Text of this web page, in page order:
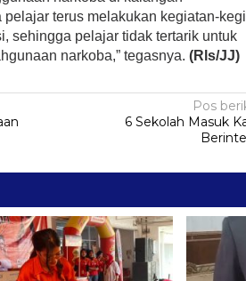
terus melakukan kegiatan-
sehingga pelajar tidak tertarik untuk
narkoba,” tegasnya.(Rls/JJ)
Pos
6 Sekolah Masuk